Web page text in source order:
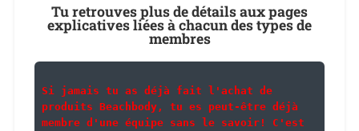
Tu retrouves plus de détails aux pages
explicatives liées à chacun des types de
membres
Si jamais tu as déjà fait l'achat de
produits Beachbody, tu es peut-être déjà
membre d'une équipe sans le savoir! C'est